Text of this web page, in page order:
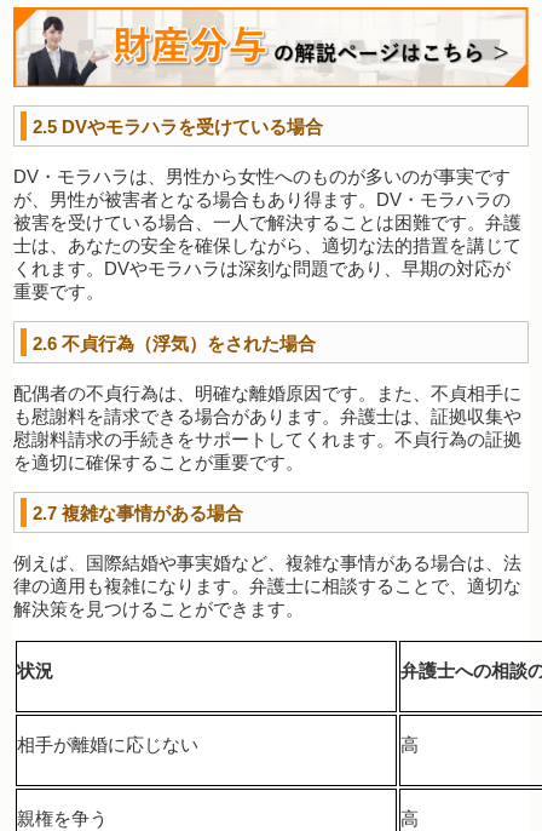
2.5 DVやモラハラを受けている場合
DV・モラハラは、男性から女性へのものが多いのが事実です
が、男性が被害者となる場合もあり得ます。DV・モラハラの
被害を受けている場合、一人で解決することは困難です。弁護
士は、あなたの安全を確保しながら、適切な法的措置を講じて
くれます。DVやモラハラは深刻な問題であり、早期の対応が
重要です。
2.6不貞行為（浮気）をされた場合
配偶者の不貞行為は、明確な離婚原因です。また、不貞相手に
も慰謝料を請求できる場合があります。弁護士は、証拠収集や
慰謝料請求の手続きをサポートしてくれます。不貞行為の証拠
を適切に確保することが重要です。
2.7複雑な事情がある場合
例えば、国際結婚や事実婚など、複雑な事情がある場合は、法
律の適用も複雑になります。弁護士に相談することで、適切な
解決策を見つけることができます。
状況 弁護士への相談
相手が離婚に応じない 高
親権を争う 高